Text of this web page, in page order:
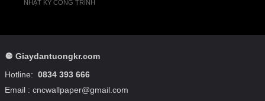
NHẬT KÝ CÔNG TRÌNH
🔘 Giaydantuongkr.com
Hotline: 0834 393 666
Email : cncwallpaper@gmail.com